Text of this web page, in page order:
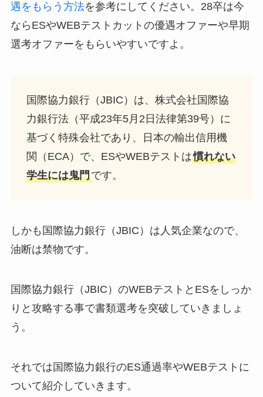
遇をもらう方法を参考にしてください。28卒は今
ならESやWEBテストカットの優遇オファーや早期
選考オファーをもらいやすいですよ。
国際協力銀行（JBIC）は、株式会社国際協
力銀行法（平成23年5月2日法律第39号）に
基づく特殊会社であり、日本の輸出信用機
関（ECA）で、ESやWEBテストは慣れない
学生には鬼門です。
しかも国際協力銀行（JBIC）は人気企業なので、
油断は禁物です。
国際協力銀行（JBIC）のWEBテストとESをしっか
りと攻略する事で書類選考を突破していきましょ
う。
それでは国際協力銀行のES通過率やWEBテストに
ついて紹介していきます。